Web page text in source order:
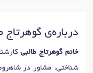
درباره‌ی گوهرتاج
خانم گوهرتاج طالبی
شناختی، مشاور در